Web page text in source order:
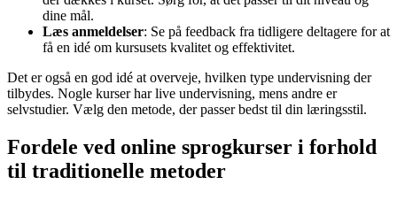
dine mål.
Læs anmeldelser: Se på feedback fra tidligere deltagere for at
få en idé om kursusets kvalitet og effektivitet.
Det er også en god idé at overveje, hvilken type undervisning der
tilbydes. Nogle kurser har live undervisning, mens andre er
selvstudier. Vælg den metode, der passer bedst til din læringsstil.
Fordele ved online sprogkurser i forhold
til traditionelle metoder